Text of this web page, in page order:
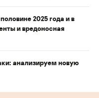
2025 года и в
и вредоносная
анализируем новую